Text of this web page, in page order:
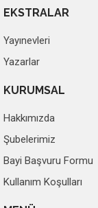
EKSTRALAR
Yayınevleri
Yazarlar
KURUMSAL
Hakkımızda
Şubelerimiz
Bayi Başvuru Formu
Kullanım Koşulları